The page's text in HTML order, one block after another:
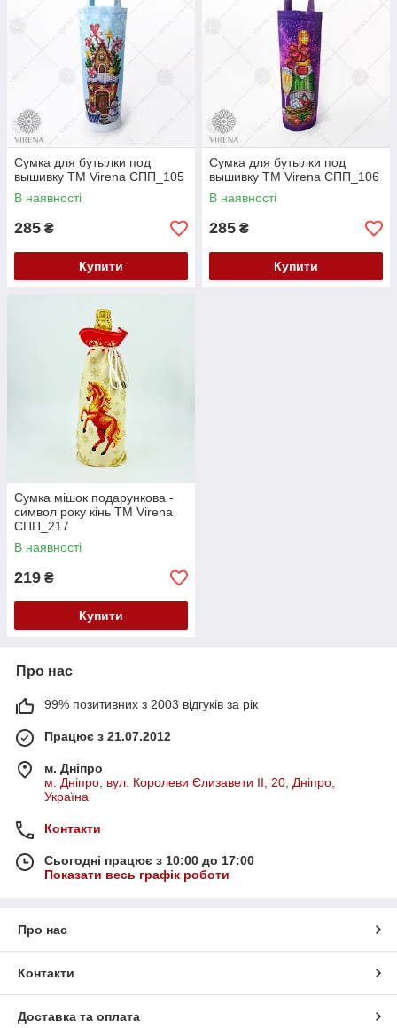
Сумка для бутылки под
вышивку ТМ Virena СПП_105
В наявності
285 ₴
Купити
Сумка для бутылки под
вышивку ТМ Virena СПП_106
В наявності
285 ₴
Купити
Сумка мішок подарункова -
символ року кінь ТМ Virena
СПП_217
В наявності
219 ₴
Купити
Про нас
99% позитивних з 2003 відгуків за рік
Працює з 21.07.2012
м. Дніпро
м. Дніпро, вул. Королеви Єлизавети ІІ, 20, Дніпро,
Україна
Контакти
Сьогодні працює з 10:00 до 17:00
Показати весь графік роботи
Про нас
Контакти
Доставка та оплата